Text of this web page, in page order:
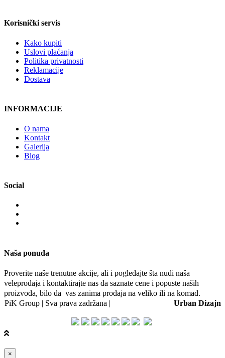
Korisnički servis
Kako kupiti
Uslovi plaćanja
Politika privatnosti
Reklamacije
Dostava
INFORMACIJE
O nama
Kontakt
Galerija
Blog
Social
Naša ponuda
Proverite naše trenutne akcije, ali i pogledajte šta nudi naša
veleprodaja i kontaktirajte nas da saznate cene i popuste naših
proizvoda, bilo da vas zanima prodaja na veliko ili na komad.
PiK Group | Sva prava zadržana |
Urban Dizajn
×